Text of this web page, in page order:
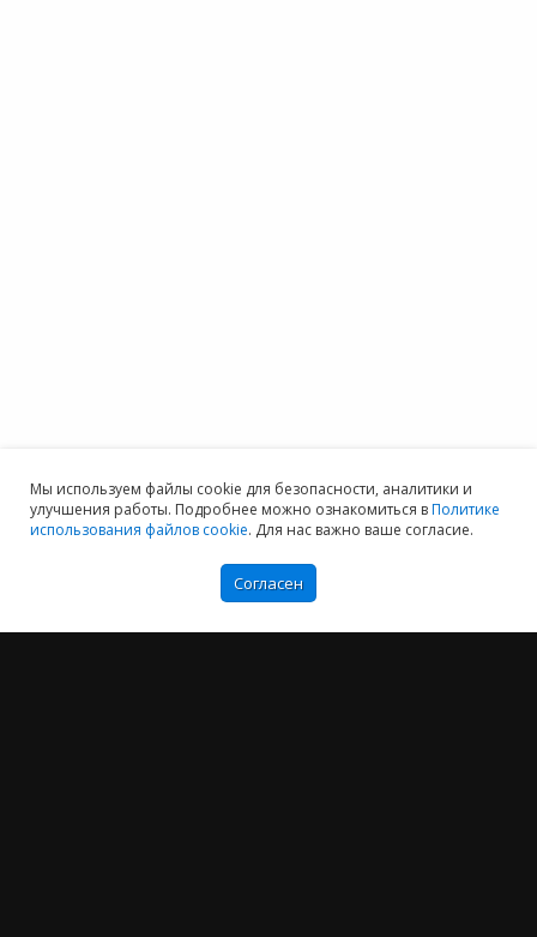
Мы используем файлы cookie для безопасности, аналитики и
улучшения работы. Подробнее можно ознакомиться вПолитике
использования файлов cookie. Для нас важно ваше согласие.
Согласен